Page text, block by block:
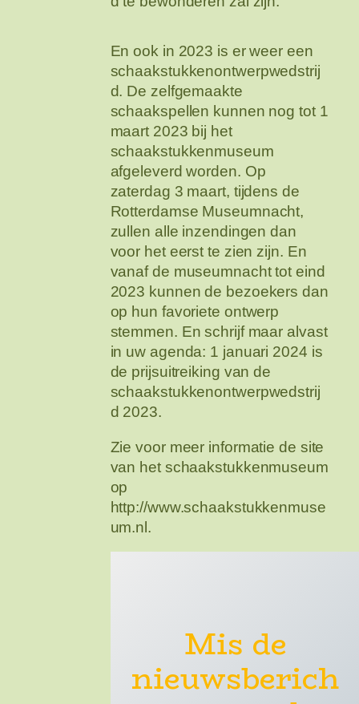
En ook in 2023 is er weer een
schaakstukkenontwerpwedstrij
d. De zelfgemaakte
schaakspellen kunnen nog tot 1
maart 2023 bij het
schaakstukkenmuseum
afgeleverd worden. Op
zaterdag 3 maart, tijdens de
Rotterdamse Museumnacht,
zullen alle inzendingen dan
voor het eerst te zien zijn. En
vanaf de museumnacht tot eind
2023 kunnen de bezoekers dan
op hun favoriete ontwerp
stemmen. En schrijf maar alvast
in uw agenda: 1 januari 2024 is
de prijsuitreiking van de
schaakstukkenontwerpwedstrij
d 2023.
Zie voor meer informatie de site
van het schaakstukkenmuseum
op
http://www.schaakstukkenmuse
um.nl.
Mis de
nieuwsberich